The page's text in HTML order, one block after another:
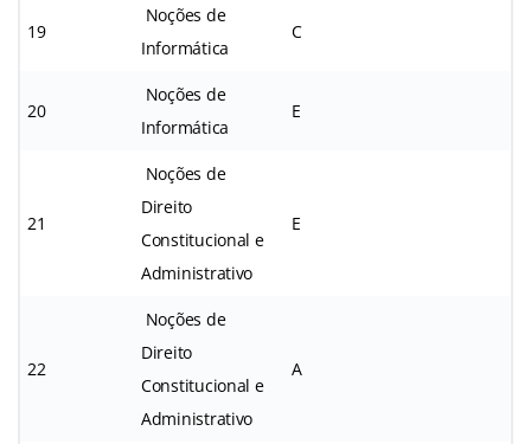
19
Noções de
Informática
C
20
Noções de
Informática
E
21
Noções de
Direito
Constitucional e
Administrativo
E
22
Noções de
Direito
Constitucional e
Administrativo
A